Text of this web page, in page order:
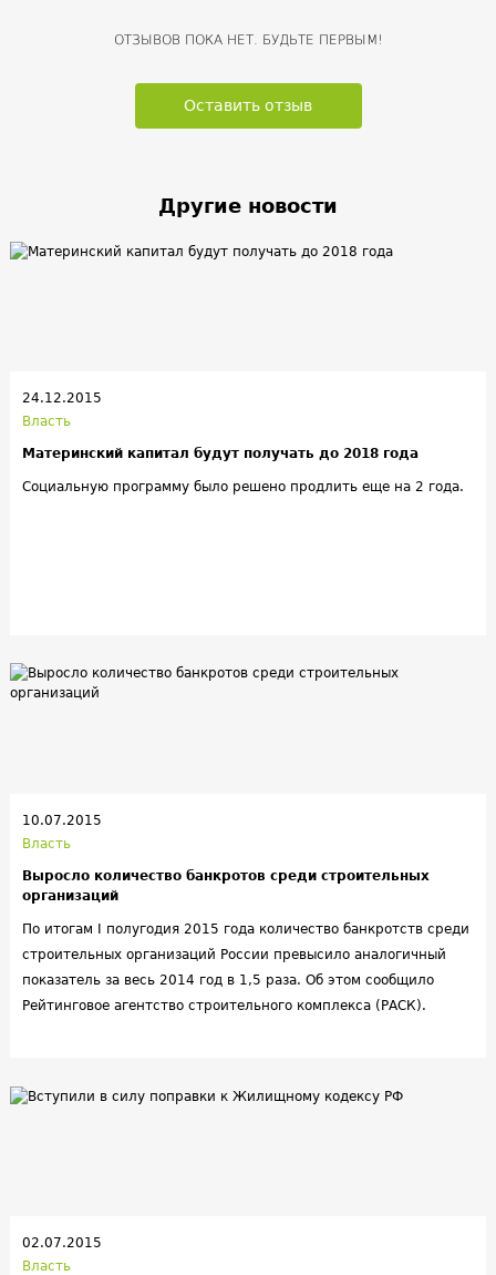
ОТЗЫВОВ ПОКА НЕТ. БУДЬТЕ ПЕРВЫМ!
Оставить отзыв
Другие новости
24.12.2015
Власть
Материнский капитал будут получать до 2018 года
Социальную программу было решено продлить еще на 2 года.
10.07.2015
Власть
Выросло количество банкротов среди строительных
организаций
По итогам I полугодия 2015 года количество банкротств среди
строительных организаций России превысило аналогичный
показатель за весь 2014 год в 1,5 раза. Об этом сообщило
Рейтинговое агентство строительного комплекса (РАСК).
02.07.2015
Власть